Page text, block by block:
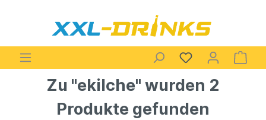
Zu "ekilche" wurden 2
Produkte gefunden